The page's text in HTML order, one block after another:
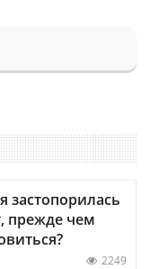
прежде чем
2249